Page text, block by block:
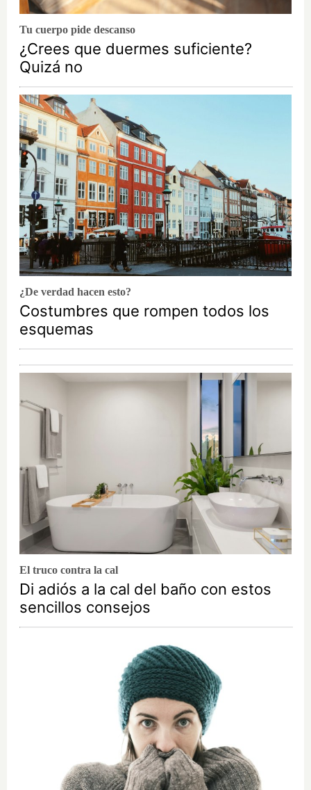
Tu cuerpo pide descanso
¿Crees que duermes suficiente?
Quizá no
¿De verdad hacen esto?
Costumbres que rompen todos los
esquemas
El truco contra la cal
Di adiós a la cal del baño con estos
sencillos consejos